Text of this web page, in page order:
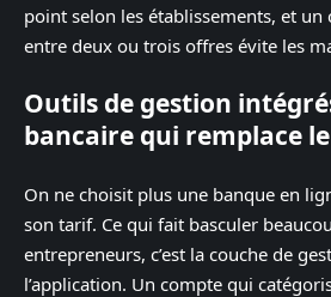
point selon les établissements, et
entre deux ou trois offres évite les
Outils de gestion
bancaire qui remplace
On ne choisit plus une banque en
son tarif. Ce qui fait basculer
entrepreneurs, c’est la couche de
l’application. Un compte qui